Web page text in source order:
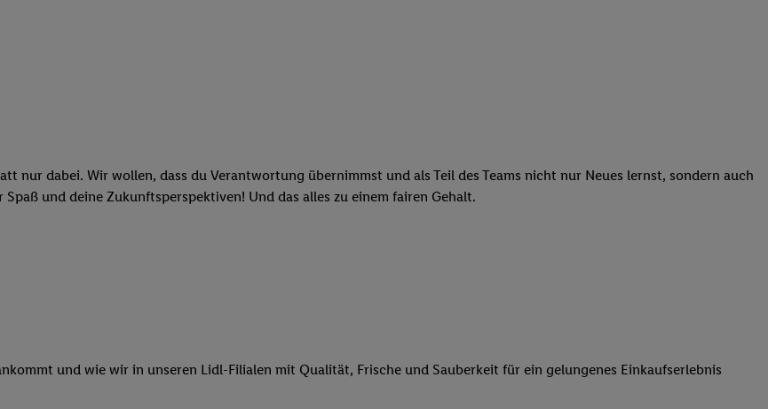
nur dabei. Wir wollen, dass du Verantwortung übernimmst und als Teil des Teams nicht nur Neues lernst, sondern auch
und deine Zukunftsperspektiven! Und das alles zu einem fairen Gehalt.
und wie wir in unseren Lidl-Filialen mit Qualität, Frische und Sauberkeit für ein gelungenes Einkaufserlebnis